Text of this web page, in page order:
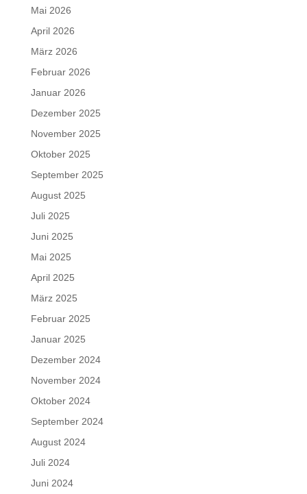
Mai 2026
April 2026
März 2026
Februar 2026
Januar 2026
Dezember 2025
November 2025
Oktober 2025
September 2025
August 2025
Juli 2025
Juni 2025
Mai 2025
April 2025
März 2025
Februar 2025
Januar 2025
Dezember 2024
November 2024
Oktober 2024
September 2024
August 2024
Juli 2024
Juni 2024